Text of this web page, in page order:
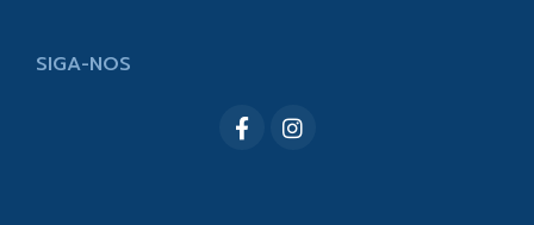
SIGA-NOS